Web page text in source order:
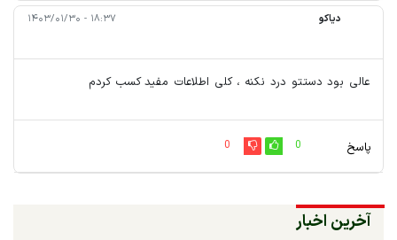
دیاکو ۱۸:۳۷ - ۱۴۰۳/۰۱/۳۰
عالی بود دستتو درد نکنه ، کلی اطلاعات مفید کسب کردم
پاسخ 0
0
آخرین اخبار